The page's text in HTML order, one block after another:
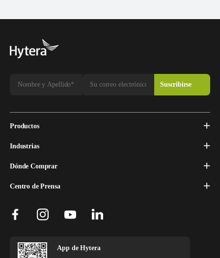
Productos
Industrias
Dónde Comprar
Centro de Prensa
App de Hytera